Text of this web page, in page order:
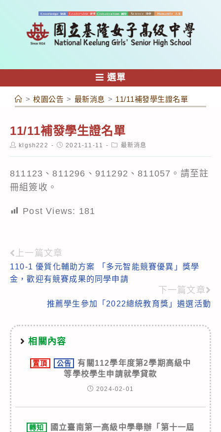
容
選單
> 校園公告 > 最新消息 > 11/11補發學生證名單
11/11補發學生證名單
Postklgsh222
Post2021-11-11
Post最新消息
811123、811296、911292、811057。請至註
冊組簽收。
Post Views: 181
Read
more
上一篇文章
110-1 優質化輔助方案 「多元智能競賽優異」獎學
金，歡迎有競賽成果的同學申請
下一篇文章
推薦學生參加「2022總統教育獎」遴選活動
相關內容
置頂 公告
有關112學年度第2學期高級中
等學校學生申請就學貸款
2024-02-01
轉知
國立臺南第一高級中學舉辦「第十一屆